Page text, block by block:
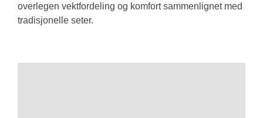
overlegen vektfordeling og komfort sammenlignet med
tradisjonelle seter.